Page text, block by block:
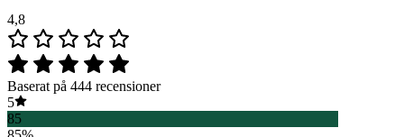
4,8
Baserat på 444 recensioner
5
85